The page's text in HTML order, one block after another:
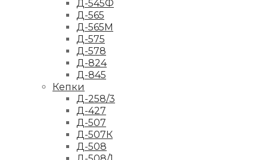
Д-545Ф
Д-565
Д-565М
Д-575
Д-578
Д-824
Д-845
Кепки
Д-258/3
Д-427
Д-507
Д-507К
Д-508